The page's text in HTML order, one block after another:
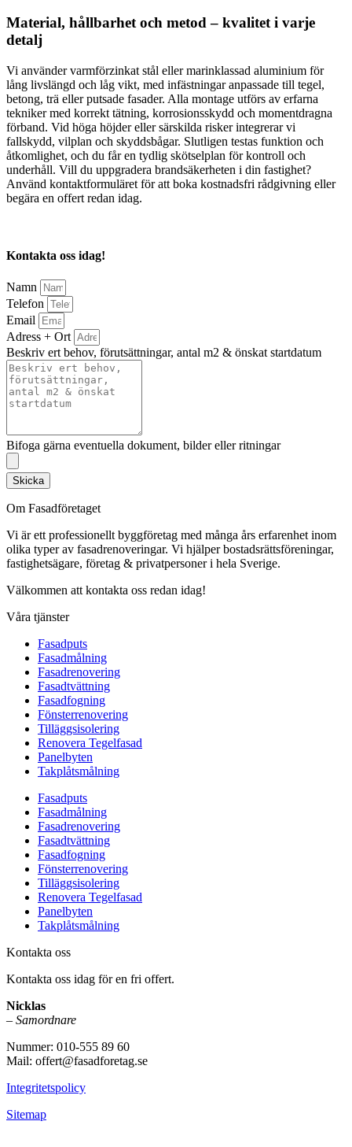
Material, hållbarhet och metod – kvalitet i varje
detalj
Vi använder varmförzinkat stål eller marinklassad aluminium för
lång livslängd och låg vikt, med infästningar anpassade till tegel,
betong, trä eller putsade fasader. Alla montage utförs av erfarna
tekniker med korrekt tätning, korrosionsskydd och momentdragna
förband. Vid höga höjder eller särskilda risker integrerar vi
fallskydd, vilplan och skyddsbågar. Slutligen testas funktion och
åtkomlighet, och du får en tydlig skötselplan för kontroll och
underhåll. Vill du uppgradera brandsäkerheten i din fastighet?
Använd kontaktformuläret för att boka kostnadsfri rådgivning eller
begära en offert redan idag.
Kontakta oss idag!
Namn
Telefon
Email
Adress + Ort
Beskriv ert behov, förutsättningar, antal m2 & önskat startdatum
Bifoga gärna eventuella dokument, bilder eller ritningar
Skicka
Om Fasadföretaget
Vi är ett professionellt byggföretag med många års erfarenhet inom
olika typer av fasadrenoveringar. Vi hjälper bostadsrättsföreningar,
fastighetsägare, företag & privatpersoner i hela Sverige.
Välkommen att kontakta oss redan idag!
Våra tjänster
Fasadputs
Fasadmålning
Fasadrenovering
Fasadtvättning
Fasadfogning
Fönsterrenovering
Tilläggsisolering
Renovera Tegelfasad
Panelbyten
Takplåtsmålning
Fasadputs
Fasadmålning
Fasadrenovering
Fasadtvättning
Fasadfogning
Fönsterrenovering
Tilläggsisolering
Renovera Tegelfasad
Panelbyten
Takplåtsmålning
Kontakta oss
Kontakta oss idag för en fri offert.
Nicklas
– Samordnare
Nummer: 010-555 89 60
Mail: offert@fasadforetag.se
Integritetspolicy
Sitemap